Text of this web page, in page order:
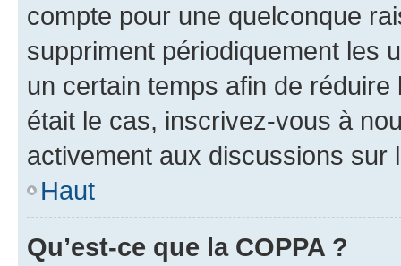
compte pour une quelconque
suppriment périodiquement les
un certain temps afin de
était le cas, inscrivez-vous à
activement aux discussions sur
Haut
Qu’est-ce que la COPPA ?